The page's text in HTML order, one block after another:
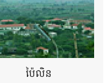
ប៉ៃលិន